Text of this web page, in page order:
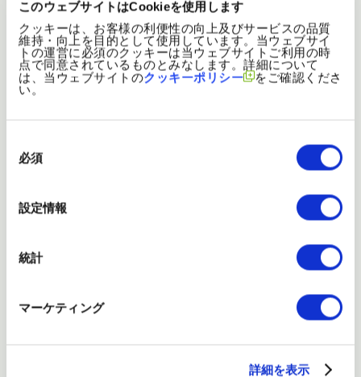
このウェブサイトはCookieを使用します
クッキーは、お客様の利便性の向上及びサービスの品質
維持・向上を目的として使用しています。当ウェブサイ
トの運営に必須のクッキーは当ウェブサイトご利用の時
点で同意されているものとみなします。詳細について
は、当ウェブサイトのクッキーポリシー
をご確認くださ
い。
必須
設定情報
統計
マーケティング
詳細を表示
話でその旨が伝えられていましたが、車での移動中や商談中は応
答できません。 LINE WORKS導入後は電話に替わってトークでメ
ッセージが送られるようになったので、手の空いたときに確認して
スムーズに対応できるようになりました。